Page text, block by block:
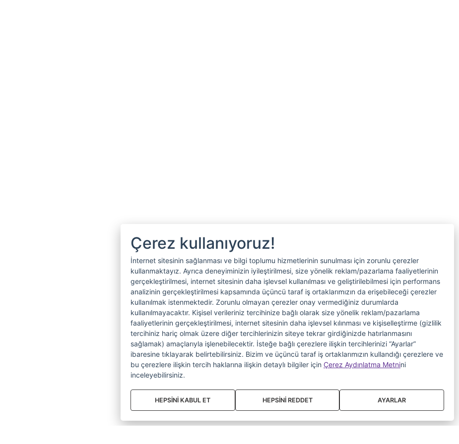
Çerez kullanıyoruz!
İnternet sitesinin sağlanması ve bilgi toplumu hizmetlerinin sunulması için zorunlu çerezler
kullanmaktayız. Ayrıca deneyiminizin iyileştirilmesi, size yönelik reklam/pazarlama faaliyetlerinin
gerçekleştirilmesi, internet sitesinin daha işlevsel kullanılması ve geliştirilebilmesi için performans
analizinin gerçekleştirilmesi kapsamında üçüncü taraf iş ortaklarımızın da erişebileceği çerezler
kullanılmak istenmektedir. Zorunlu olmayan çerezler onay vermediğiniz durumlarda
kullanılmayacaktır. Kişisel verileriniz tercihinize bağlı olarak size yönelik reklam/pazarlama
faaliyetlerinin gerçekleştirilmesi, internet sitesinin daha işlevsel kılınması ve kişiselleştirme (gizlilik
tercihiniz hariç olmak üzere diğer tercihlerinizin siteye tekrar girdiğinizde hatırlanmasını
sağlamak) amaçlarıyla işlenebilecektir. İsteğe bağlı çerezlere ilişkin tercihlerinizi “Ayarlar”
ibaresine tıklayarak belirtebilirsiniz. Bizim ve üçüncü taraf iş ortaklarımızın kullandığı çerezlere ve
bu çerezlere ilişkin tercih haklarına ilişkin detaylı bilgiler için Çerez Aydınlatma Metnini
inceleyebilirsiniz.
HEPSİNİ KABUL ET HEPSİNİ REDDET AYARLAR